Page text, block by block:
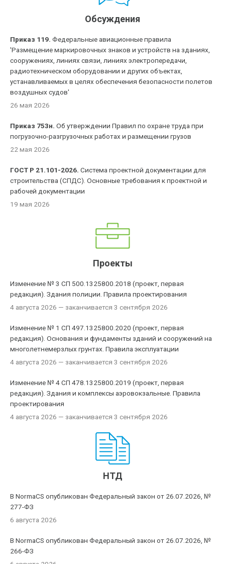
Обсуждения
Приказ 119. Федеральные авиационные правила
'Размещение маркировочных знаков и устройств на зданиях,
сооружениях, линиях связи, линиях электропередачи,
радиотехническом оборудовании и других объектах,
устанавливаемых в целях обеспечения безопасности полетов
воздушных судов'
26 мая 2026
Приказ 753н. Об утверждении Правил по охране труда при
погрузочно-разгрузочных работах и размещении грузов
22 мая 2026
ГОСТ Р 21.101-2026. Система проектной документации для
строительства (СПДС). Основные требования к проектной и
рабочей документации
19 мая 2026
Проекты
Изменение № 3 СП 500.1325800.2018 (проект, первая
редакция). Здания полиции. Правила проектирования
4 августа 2026 — заканчивается 3 сентября 2026
Изменение № 1 СП 497.1325800.2020 (проект, первая
редакция). Основания и фундаменты зданий и сооружений на
многолетнемерзлых грунтах. Правила эксплуатации
4 августа 2026 — заканчивается 3 сентября 2026
Изменение № 4 СП 478.1325800.2019 (проект, первая
редакция). Здания и комплексы аэровокзальные. Правила
проектирования
4 августа 2026 — заканчивается 3 сентября 2026
НТД
В NormaCS опубликован Федеральный закон от 26.07.2026, №
277-ФЗ
6 августа 2026
В NormaCS опубликован Федеральный закон от 26.07.2026, №
266-ФЗ